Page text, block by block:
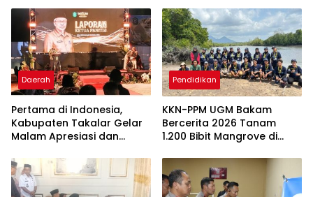
Jutaan Rupiah
Takalar Menyalakan
Lentera Pengabdian
Melalui Malam Apresiasi
dan Inovasi Award 2026
Daerah
Pertama di Indonesia,
Kabupaten Takalar Gelar
Malam Apresiasi dan
Panggung Penghargaan
bagi Pelayan Publik
Berprestasi
Pendidikan
KKN-PPM UGM Bakam
Bercerita 2026 Tanam
1.200 Bibit Mangrove di